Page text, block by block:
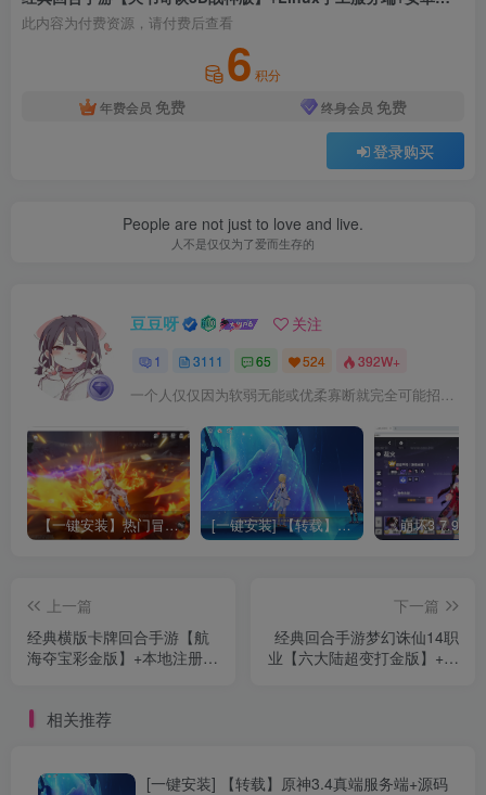
此内容为付费资源，请付费后查看
6 积分
年费会员 免费 终身会员 免费
登录购买
People are not just to love and live.
人不是仅仅为了爱而生存的
豆豆呀 关注
1 3111 65 524 392W+
一个人仅仅因为软弱无能或优柔寡断就完全可能招致痛苦
【一键安装】热门冒险策略类游戏崩坏：星穹铁道全新2.3版本一键端+一键代理+一键启动+免虚拟机 [一键安装] 【转载】原神3.4真端服务端+源码+配套客户端+详尽说明+GM工具+源码说明文件
上一篇
经典横版卡牌回合手游【航
海夺宝彩金版】+本地注册
教程
下一篇
经典回合手游梦幻诛仙14职
业【六大陆超变打金版】+安
相关推荐
[一键安装] 【转载】原神3.4真端服务端+源码